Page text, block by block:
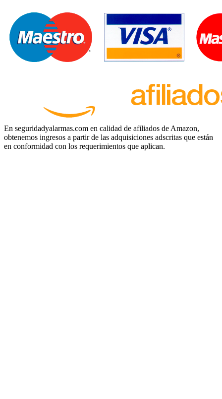
En seguridadyalarmas.com en calidad de afiliados de Amazon,
obtenemos ingresos a partir de las adquisiciones adscritas que están
en conformidad con los requerimientos que aplican.